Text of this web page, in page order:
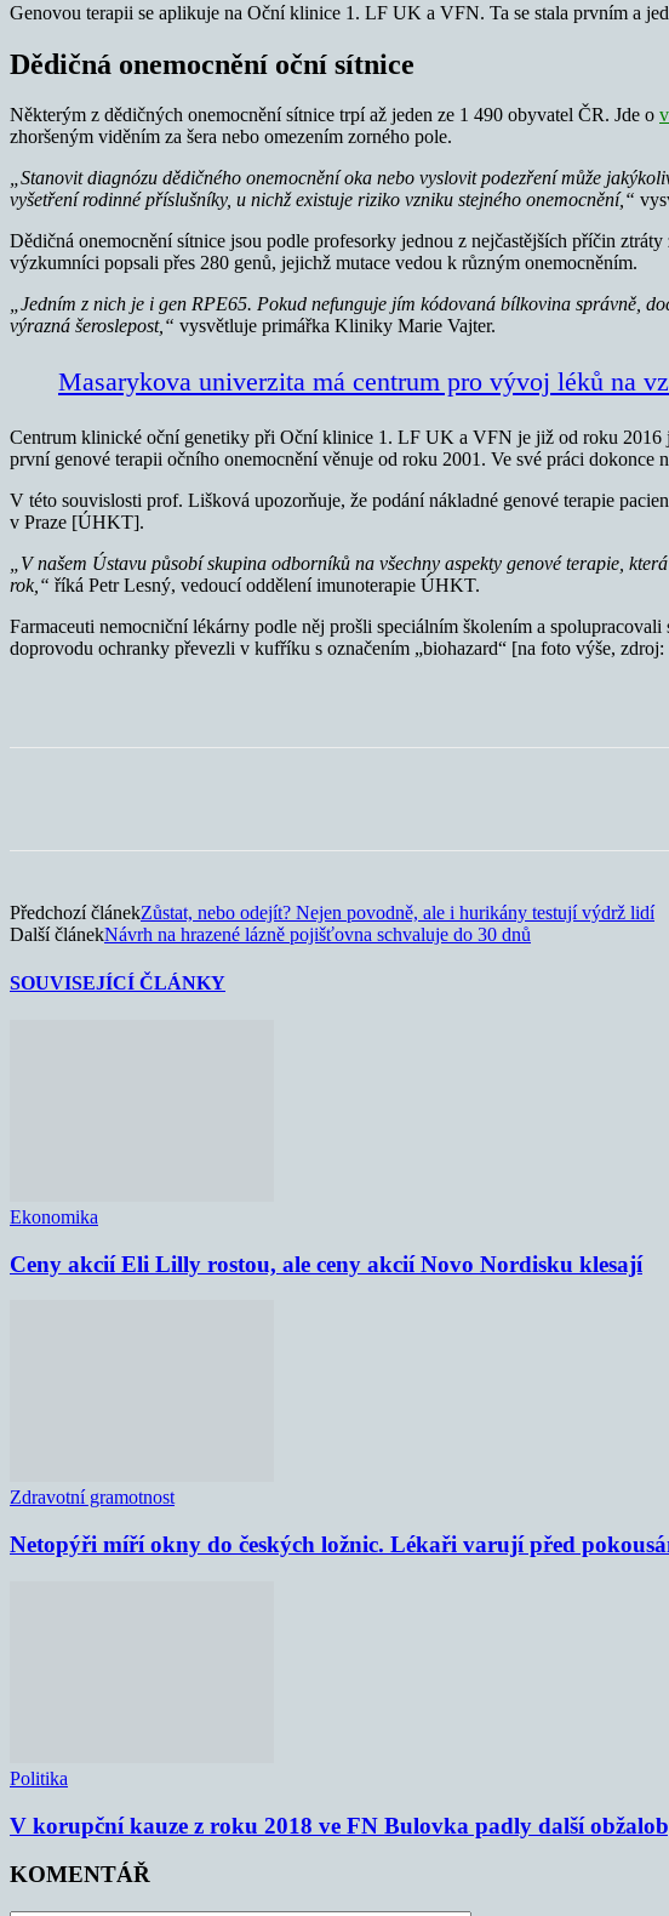
Genovou terapii se aplikuje na Oční klinice 1. LF UK a VFN. Ta se stala prvním a
Dědičná onemocnění oční sítnice
Některým z dědičných onemocnění sítnice trpí až jeden ze 1 490 obyvatel ČR. Jde o
zhoršeným viděním za šera nebo omezením zorného pole.
„Stanovit diagnózu dědičného onemocnění oka nebo vyslovit podezření může
vyšetření rodinné příslušníky, u nichž existuje riziko vzniku stejného onemocnění,“
Dědičná onemocnění sítnice jsou podle profesorky jednou z nejčastějších příčin
výzkumníci popsali přes 280 genů, jejichž mutace vedou k různým onemocněním.
„Jedním z nich je i gen RPE65. Pokud nefunguje jím kódovaná bílkovina správně,
výrazná šeroslepost,“ vysvětluje primářka Kliniky Marie Vajter.
Masarykova univerzita má centrum pro vývoj léků na
Centrum klinické oční genetiky při Oční klinice 1. LF UK a VFN je již od roku 2016
první genové terapii očního onemocnění věnuje od roku 2001. Ve své práci
V této souvislosti prof. Lišková upozorňuje, že podání nákladné genové terapie
v Praze [ÚHKT].
„V našem Ústavu působí skupina odborníků na všechny aspekty genové terapie,
rok,“ říká Petr Lesný, vedoucí oddělení imunoterapie ÚHKT.
Farmaceuti nemocniční lékárny podle něj prošli speciálním školením a
doprovodu ochranky převezli v kufříku s označením „biohazard“ [na foto výše,
Předchozí článekZůstat, nebo odejít? Nejen povodně, ale i hurikány testují výdrž lidí
Další článekNávrh na hrazené lázně pojišťovna schvaluje do 30 dnů
SOUVISEJÍCÍ ČLÁNKY
Ekonomika
Ceny akcií Eli Lilly rostou, ale ceny akcií Novo Nordisku klesají
Zdravotní gramotnost
Netopýři míří okny do českých ložnic. Lékaři varují před
Politika
V korupční kauze z roku 2018 ve FN Bulovka padly další
KOMENTÁŘ